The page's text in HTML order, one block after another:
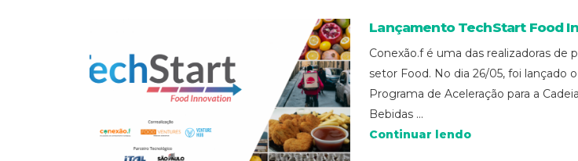
Lançamento TechStart Food
Conexão.f é uma das realizadoras de
setor Food. No dia 26/05, foi lançado
Programa de Aceleração para a
Bebidas ...
Continuar lendo